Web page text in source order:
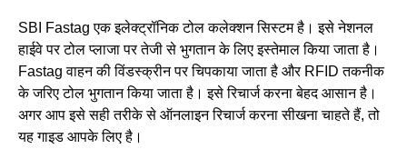
SBI Fastag एक इलेक्ट्रॉनिक टोल कलेक्शन सिस्टम है। इसे नेशनल
हाईवे पर टोल प्लाजा पर तेजी से भुगतान के लिए इस्तेमाल किया जाता है।
Fastag वाहन की विंडस्क्रीन पर चिपकाया जाता है और RFID तकनीक
के जरिए टोल भुगतान किया जाता है। इसे रिचार्ज करना बेहद आसान है।
अगर आप इसे सही तरीके से ऑनलाइन रिचार्ज करना सीखना चाहते हैं, तो
यह गाइड आपके लिए है।